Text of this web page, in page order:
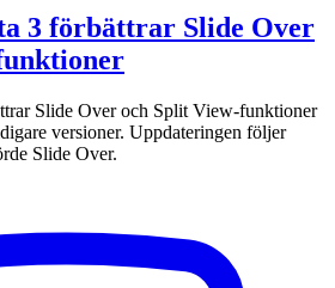
3 förbättrar Slide Over
Slide Over och Split View-funktioner
versioner. Uppdateringen följer
Slide Over.